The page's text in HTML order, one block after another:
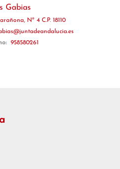
Gabias
Nº 4 C.P. 18110
958580261